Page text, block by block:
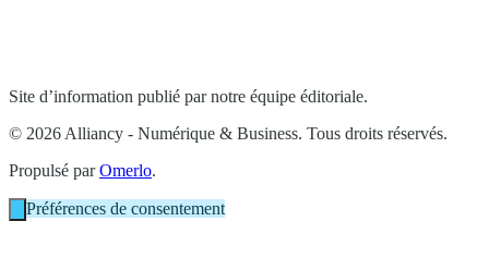
Site d’information publié par notre équipe éditoriale.
© 2026 Alliancy - Numérique & Business. Tous droits réservés.
Propulsé parOmerlo.
Préférences de consentement